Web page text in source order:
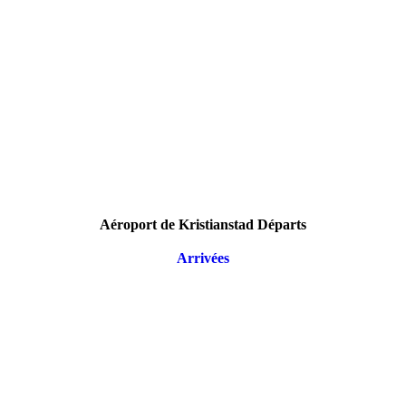
Aéroport de Kristianstad Départs
Arrivées